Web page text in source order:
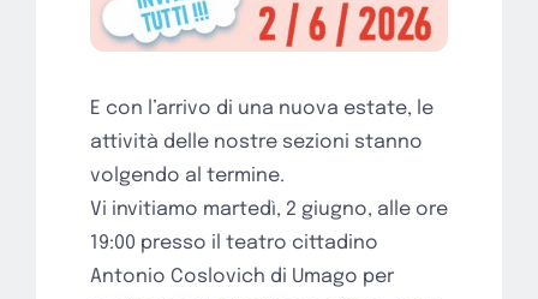
E con l’arrivo di una nuova estate, le
attività delle nostre sezioni stanno
volgendo al termine.
Vi invitiamo martedì, 2 giugno, alle ore
19:00 presso il teatro cittadino
Antonio Coslovich di Umago per